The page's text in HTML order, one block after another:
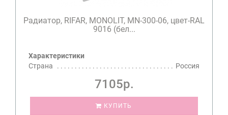
Радиатор, RIFAR, MONOLIT, MN-300-06, цвет-RAL
9016 (бел...
Характеристики
Страна
Россия
7105р.
КУПИТЬ